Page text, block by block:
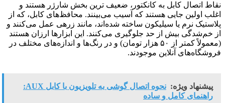
نقاط اتصال کابل به کانکتور، ضعیف‌ ترین بخش شارژر هستند و
اغلب اولین جایی هستند که آسیب می‌بینند. محافظ‌های کابل، که از
پلاستیک نرم یا سیلیکون ساخته شده‌اند، مانند زرهی عمل می‌کنند و
از خم‌شدگی بیش از حد جلوگیری می‌کنند. این ابزارها ارزان هستند
(معمولاً کمتر از ۵۰ هزار تومان) و در رنگ‌ها و اندازه‌های مختلف در
فروشگاه‌های آنلاین موجودند.
پیشنهاد ویژه:
نحوه اتصال گوشی به تلویزیون با کابل AUX:
راهنمای کامل و ساده